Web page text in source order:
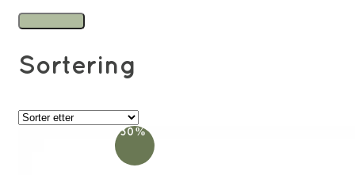
Sortering
-30%